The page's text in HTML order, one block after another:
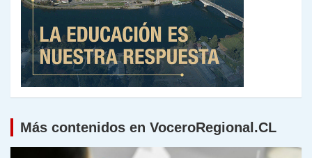
Más contenidos en VoceroRegional.CL